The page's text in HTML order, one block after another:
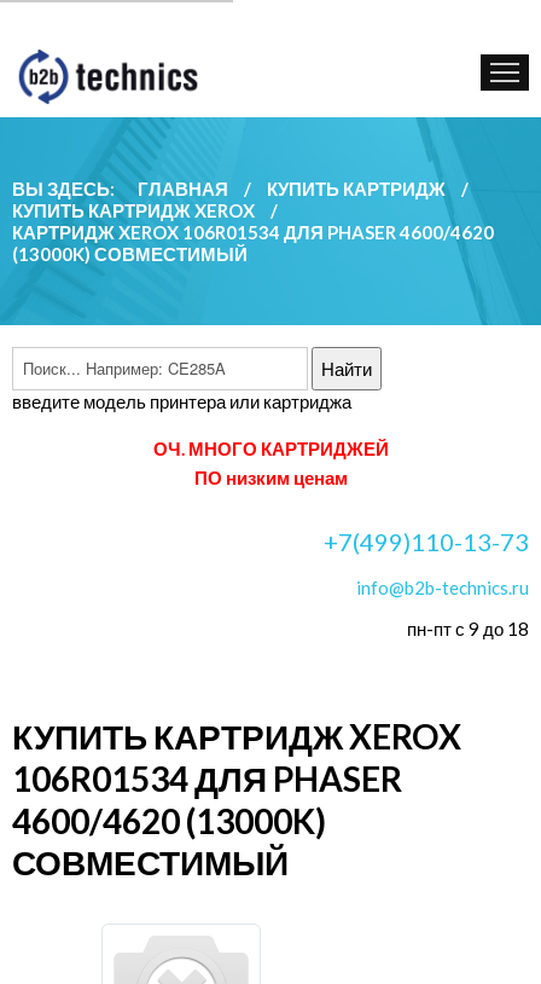
КУПИТЬ КАРТРИДЖ
ГОС. УЧРЕЖДЕНИЯМ
КОНТАКТЫ
ВЫ ЗДЕСЬ: ГЛАВНАЯ / КУПИТЬ КАРТРИДЖ
/
КУПИТЬ КАРТРИДЖ XEROX
/
КАРТРИДЖ XEROX 106R01534 ДЛЯ PHASER 4600/4620
(13000K) СОВМЕСТИМЫЙ
введите модель принтера или картриджа
ОЧ. МНОГО КАРТРИДЖЕЙ
ПО низким ценам
+7(499)110-13-73
info@b2b-technics.ru
пн-пт с 9 до 18
КУПИТЬ КАРТРИДЖ XEROX
106R01534 ДЛЯ PHASER
4600/4620 (13000K)
СОВМЕСТИМЫЙ